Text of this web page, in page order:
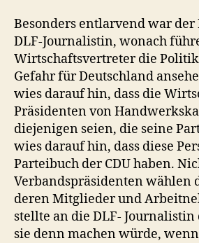
Besonders entlarvend war
DLF-Journalistin, wonach
Wirtschaftsvertreter die
Gefahr für Deutschland
wies darauf hin, dass die
Präsidenten von
diejenigen seien, die seine
wies darauf hin, dass diese
Parteibuch der CDU haben.
Verbandspräsidenten wählen
deren Mitglieder und
stellte an die DLF- Journalistin
sie denn machen würde,